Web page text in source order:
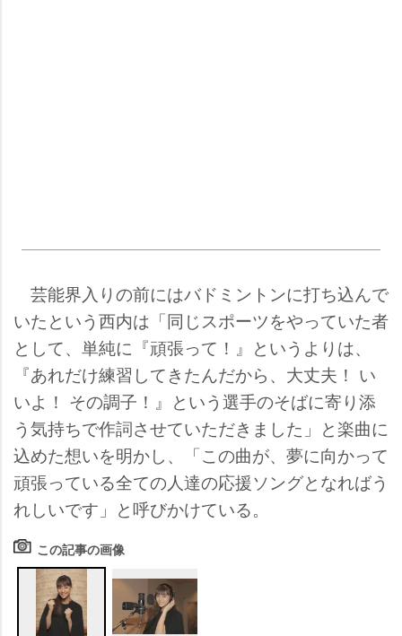
芸能界入りの前にはバドミントンに打ち込んで
いたという西内は「同じスポーツをやっていた者
として、単純に『頑張って！』というよりは、
『あれだけ練習してきたんだから、大丈夫！ い
いよ！ その調子！』という選手のそばに寄り添
う気持ちで作詞させていただきました」と楽曲に
込めた想いを明かし、「この曲が、夢に向かって
頑張っている全ての人達の応援ソングとなればう
れしいです」と呼びかけている。
この記事の画像